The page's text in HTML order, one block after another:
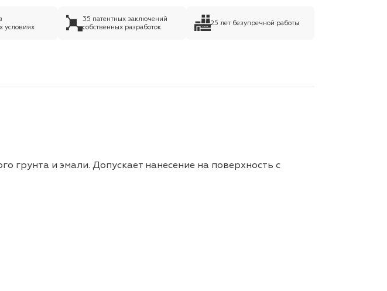
условиях
35 патентных заключений
собственных разработок
25 лет безупречной работы
грунта и эмали. Допускает нанесение на поверхность с